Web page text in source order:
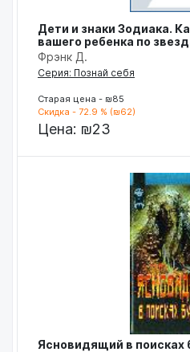
Дети и знаки Зодиака.
вашего ребенка по
Фрэнк Д.
Серия: Познай себя
Старая цена - ₪85
Скидка - 72.9 % (₪62)
Цена: ₪23
Ясновидящий в поисках